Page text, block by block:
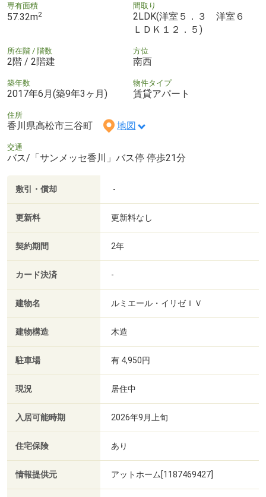
専有面積
57.32m2
間取り
2LDK(洋室５．３ 洋室６
ＬＤＫ１２．５)
所在階 / 階数
2階 / 2階建
方位
南西
築年数
2017年6月(築9年3ヶ月)
物件タイプ
賃貸アパート
住所
香川県高松市三谷町 地図
交通
バス/「サンメッセ香川」バス停 停歩21分
敷引・償却 -
更新料 更新料なし
契約期間 2年
カード決済 -
建物名 ルミエール・イリゼＩＶ
建物構造 木造
駐車場 有 4,950円
現況 居住中
入居可能時期 2026年9月上旬
住宅保険 あり
情報提供元 アットホーム[1187469427]